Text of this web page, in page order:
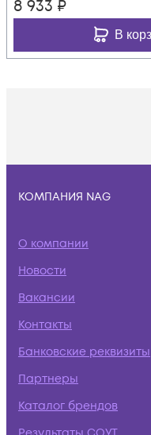
8 933 ₽
В
КОМПАНИЯ NAG
О компании
Новости
Вакансии
Контакты
Банковские реквизиты
Партнеры
Каталог брендов